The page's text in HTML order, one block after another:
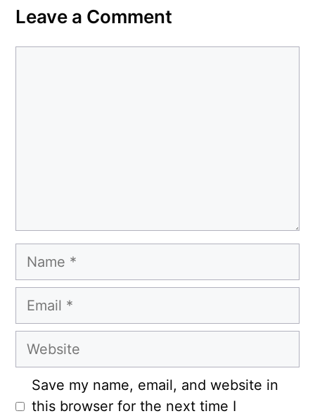
Leave a Comment
Name
Email
Website
Save my name, email, and website in
this browser for the next time I